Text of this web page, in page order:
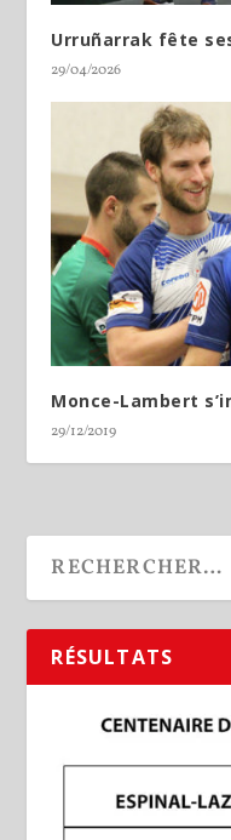
Urruñarrak fête
29/04/2026
Monce-Lambert
29/12/2019
RÉSULTATS